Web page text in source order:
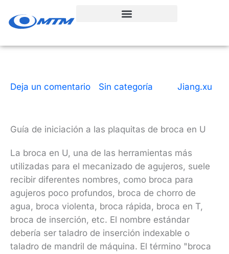
Deja un comentario Sin categoría Jiang.xu
Guía de iniciación a las plaquitas de broca en U
La broca en U, una de las herramientas más
utilizadas para el mecanizado de agujeros, suele
recibir diferentes nombres, como broca para
agujeros poco profundos, broca de chorro de
agua, broca violenta, broca rápida, broca en T,
broca de inserción, etc. El nombre estándar
debería ser taladro de inserción indexable o
taladro de mandril de máquina. El término "broca